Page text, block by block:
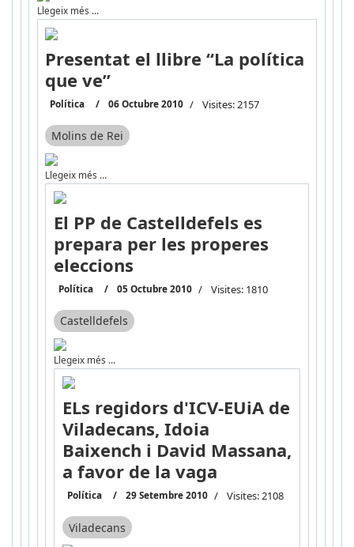
Llegeix més …
Presentat el llibre “La política
que ve”
Política 06 Octubre 2010 Visites: 2157
Molins de Rei
Llegeix més …
El PP de Castelldefels es
prepara per les properes
eleccions
Política 05 Octubre 2010 Visites: 1810
Castelldefels
Llegeix més …
ELs regidors d'ICV-EUiA de
Viladecans, Idoia
Baixench i David Massana,
a favor de la vaga
Política 29 Setembre 2010 Visites: 2108
Viladecans